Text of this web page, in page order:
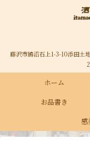
藤沢市鵠沼石上1-3-10添田土
ホーム
お品書き
感